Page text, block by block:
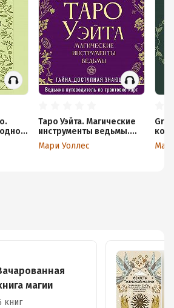
Таро Уэйта. Магические
инструменты ведьмы.
Тайна, доступная
знающим
Мари Уоллес
магии
книг